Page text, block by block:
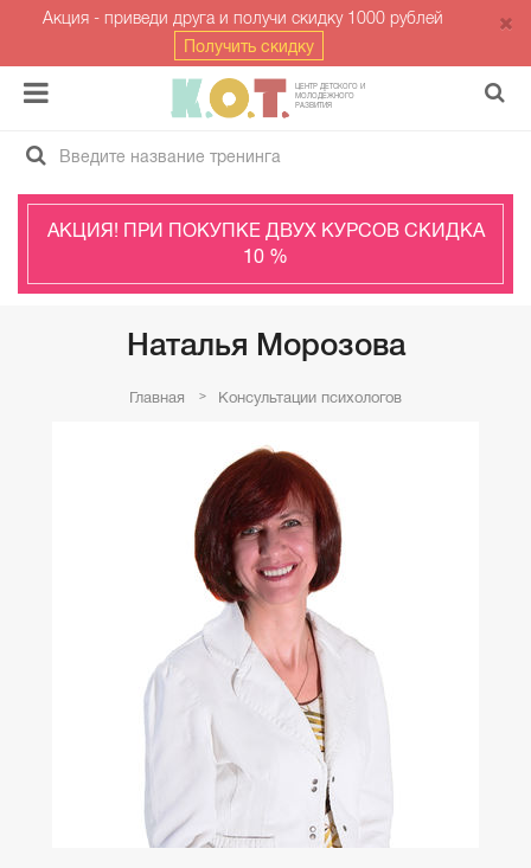
Акция - приведи друга и получи скидку 1000 рублей
Получить скидку
ЦЕНТР ДЕТСКОГО И
МОЛОДЁЖНОГО
РАЗВИТИЯ
АКЦИЯ! ПРИ ПОКУПКЕ ДВУХ КУРСОВ СКИДКА
10 %
Наталья Морозова
Главная Консультации психологов